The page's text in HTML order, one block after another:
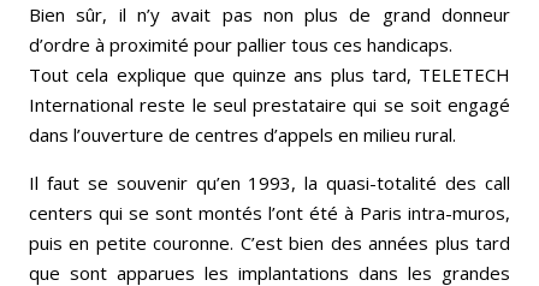
Bien sûr, il n’y avait pas non plus de grand donneur
d’ordre à proximité pour pallier tous ces handicaps.
Tout cela explique que quinze ans plus tard, TELETECH
International reste le seul prestataire qui se soit engagé
dans l’ouverture de centres d’appels en milieu rural.
Il faut se souvenir qu’en 1993, la quasi-totalité des call
centers qui se sont montés l’ont été à Paris intra-muros,
puis en petite couronne. C’est bien des années plus tard
que sont apparues les implantations dans les grandes